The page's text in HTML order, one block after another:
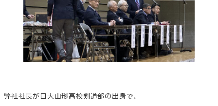
弊社社長が日大山形高校剣道部の出身で、